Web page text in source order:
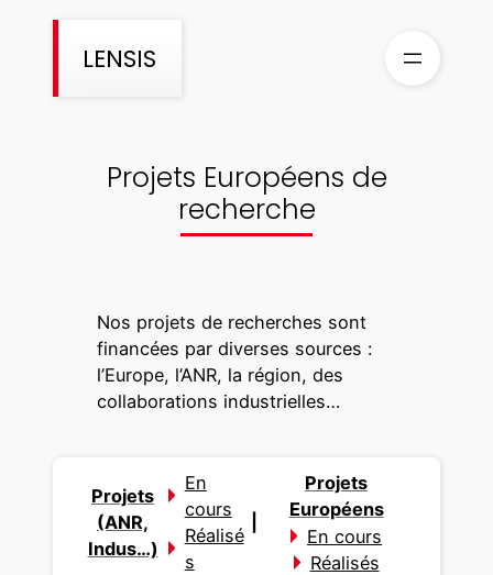
LENSIS
Projets Européens de
recherche
Nos projets de recherches sont
financées par diverses sources :
l’Europe, l’ANR, la région, des
collaborations industrielles…
Projets
(ANR,
Indus…)
En
cours
Réalisé
s
Projets
Européens
En cours
Réalisés